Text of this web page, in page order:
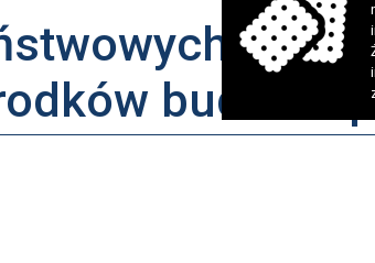
budżetu